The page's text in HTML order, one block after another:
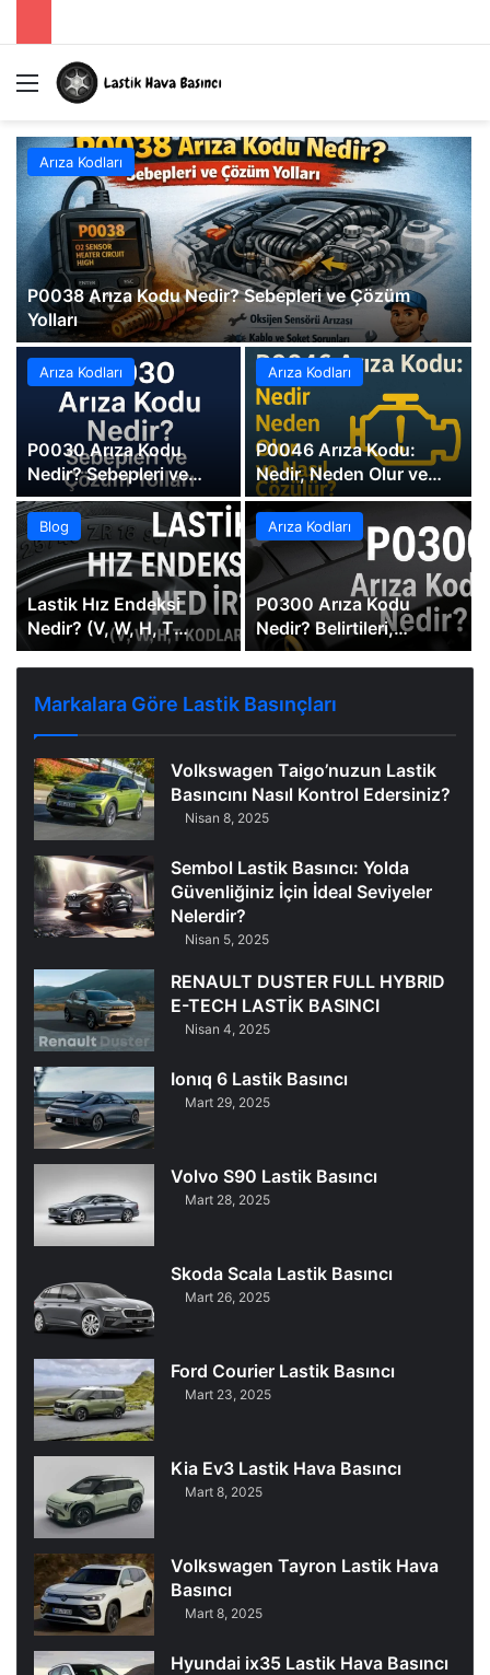
Menü
Arıza Kodları
P0038 Arıza Kodu Nedir? Sebepleri ve Çözüm
Yolları
Arıza Kodları
P0030 Arıza Kodu
Nedir? Sebepleri ve
Çözüm Yolları
Arıza Kodları
P0046 Arıza Kodu:
Nedir, Neden Olur ve
Nasıl Çözülür?
Blog
Lastik Hız Endeksi
Nedir? (V, W, H, T
Kodları Açıklaması)
Arıza Kodları
P0300 Arıza Kodu
Nedir? Belirtileri,
Nedenleri ve Çözüm
Markalara Göre Lastik Basınçları
Volkswagen Taigo’nuzun Lastik
Basıncını Nasıl Kontrol Edersiniz?
Nisan 8, 2025
Sembol Lastik Basıncı: Yolda
Güvenliğiniz İçin İdeal Seviyeler
Nelerdir?
Nisan 5, 2025
RENAULT DUSTER FULL HYBRID
E-TECH LASTİK BASINCI
Nisan 4, 2025
Ionıq 6 Lastik Basıncı
Mart 29, 2025
Volvo S90 Lastik Basıncı
Mart 28, 2025
Skoda Scala Lastik Basıncı
Mart 26, 2025
Ford Courier Lastik Basıncı
Mart 23, 2025
Kia Ev3 Lastik Hava Basıncı
Mart 8, 2025
Volkswagen Tayron Lastik Hava
Basıncı
Mart 8, 2025
Hyundai ix35 Lastik Hava Basıncı